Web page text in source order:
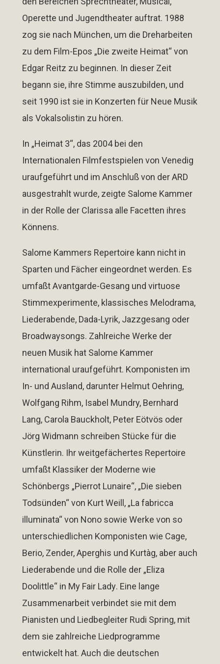
Operette und Jugendtheater auftrat. 1988
zog sie nach München, um die Dreharbeiten
zu dem Film-Epos „Die zweite Heimat“von
Edgar Reitz zu beginnen. In dieser Zeit
begann sie, ihre Stimme auszubilden, und
seit 1990 ist sie in Konzerten für Neue Musik
als Vokalsolistin zu hören.
In „Heimat 3“, das 2004 bei den
Internationalen Filmfestspielen von Venedig
uraufgeführt und im Anschluß von der ARD
ausgestrahlt wurde, zeigte Salome Kammer
in der Rolle der Clarissa alle Facetten ihres
Könnens.
Salome Kammers Repertoire kann nicht in
Sparten und Fächer eingeordnet werden. Es
umfaßt Avantgarde-Gesang und virtuose
Stimmexperimente, klassisches Melodrama,
Liederabende, Dada-Lyrik, Jazzgesang oder
Broadwaysongs. Zahlreiche Werke der
neuen Musik hat Salome Kammer
international uraufgeführt. Komponisten im
In- und Ausland, darunter Helmut Oehring,
Wolfgang Rihm, Isabel Mundry, Bernhard
Lang, Carola Bauckholt, Peter Eötvös oder
Jörg Widmann schreiben Stücke für die
Künstlerin. Ihr weitgefächertes Repertoire
umfaßt Klassiker der Moderne wie
Schönbergs „Pierrot Lunaire“, „Die sieben
Todsünden“von Kurt Weill, „La fabricca
illuminata“von Nono sowie Werke von so
unterschiedlichen Komponisten wie Cage,
Berio, Zender, Aperghis und Kurtàg, aber auch
Liederabende und die Rolle der „Eliza
Doolittle“in My Fair Lady. Eine lange
Zusammenarbeit verbindet sie mit dem
Pianisten und Liedbegleiter Rudi Spring, mit
dem sie zahlreiche Liedprogramme
entwickelt hat. Auch die deutschen